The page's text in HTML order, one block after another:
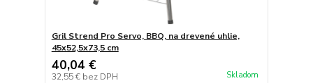
Gril Strend Pro Servo, BBQ, na drevené uhlie,
45x52,5x73,5 cm
40,04 €
32,55 € bez DPH Skladom